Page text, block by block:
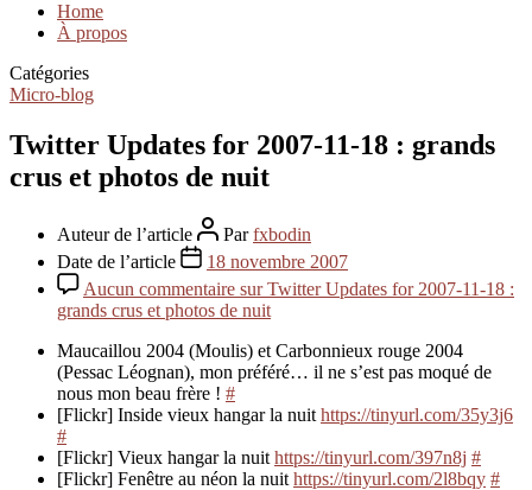
Home
À propos
Catégories
Micro-blog
Twitter Updates for 2007-11-18 : grands
crus et photos de nuit
Auteur de l’article Parfxbodin
Date de l’article
18 novembre 2007
Aucun commentaire sur Twitter Updates for 2007-11-18 :
grands crus et photos de nuit
Maucaillou 2004 (Moulis) et Carbonnieux rouge 2004
(Pessac Léognan), mon préféré… il ne s’est pas moqué de
nous mon beau frère ! #
[Flickr] Inside vieux hangar la nuit https://tinyurl.com/35y3j6
#
[Flickr] Vieux hangar la nuit https://tinyurl.com/397n8j #
[Flickr] Fenêtre au néon la nuit https://tinyurl.com/2l8bqy #